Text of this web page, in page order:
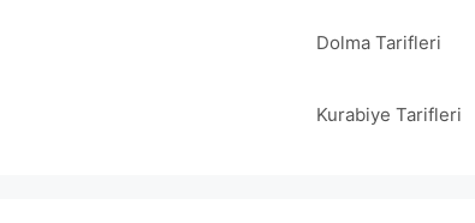
Dolma Tarifleri
Kurabiye Tarifleri